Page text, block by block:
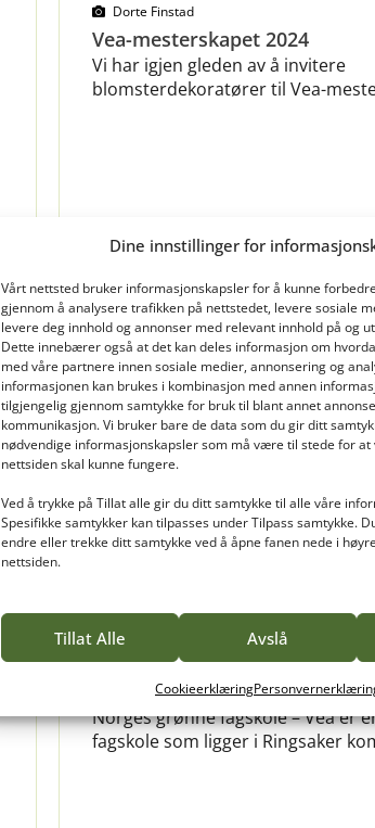
Dine innstillinger for
Vårt nettsted bruker informasjonskapsler for å kunne
gjennom å analysere trafikken på nettstedet, levere sosiale
levere deg innhold og annonser med relevant innhold på og
Dette innebærer også at det kan deles informasjon om
med våre partnere innen sosiale medier, annonsering og
informasjonen kan brukes i kombinasjon med annen
tilgjengelig gjennom samtykke for bruk til blant annet
kommunikasjon. Vi bruker bare de data som du gir ditt
nødvendige informasjonskapsler som må være til stede for at
nettsiden skal kunne fungere.
Ved å trykke på Tillat alle gir du ditt samtykke til alle våre
Spesifikke samtykker kan tilpasses under Tilpass samtykke.
endre eller trekke ditt samtykke ved å åpne fanen nede i
nettsiden.
Tillat Alle Avslå
Cookieerklæring
Dorte Finstad
Vea-mesterskapet 2024
Vi har igjen gleden av å invitere
blomsterdekoratører til Vea-
Les mer
OM VEA
Om Norges grønne fagskole –
Norges grønne fagskole – Vea er
fagskole som ligger i Ringsaker